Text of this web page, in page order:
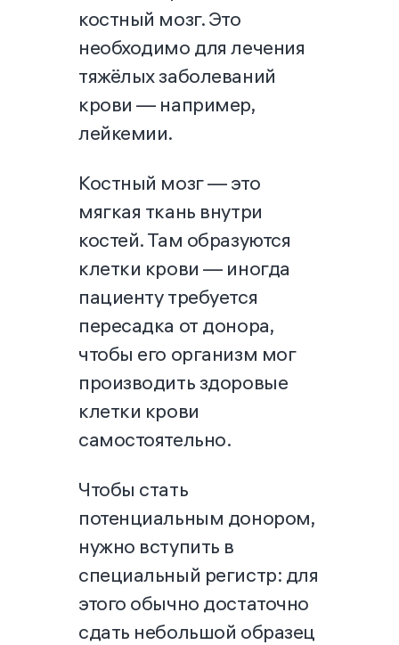
костный мозг. Это
необходимо для лечения
тяжёлых заболеваний
крови — например,
лейкемии.
Костный мозг — это
мягкая ткань внутри
костей. Там образуются
клетки крови — иногда
пациенту требуется
пересадка от донора,
чтобы его организм мог
производить здоровые
клетки крови
самостоятельно.
Чтобы стать
потенциальным донором,
нужно вступить в
специальный регистр: для
этого обычно достаточно
сдать небольшой образец